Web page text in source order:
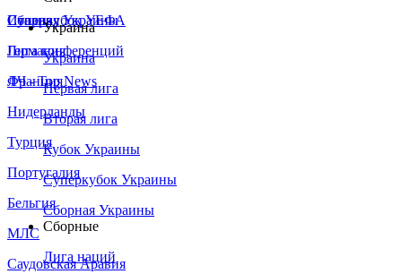
Сборная Украины
Италия
Германия
Франция
Нидерланды
Турция
Португалия
Бельгия
МЛС
Саудовская Аравия
Суперкубок УЕФА
Лига конференций
ЛЧ - Top News
Украина
Украина
Первая лига
Вторая лига
Кубок Украины
Суперкубок Украины
Сборная Украины
Сборные
Лига наций